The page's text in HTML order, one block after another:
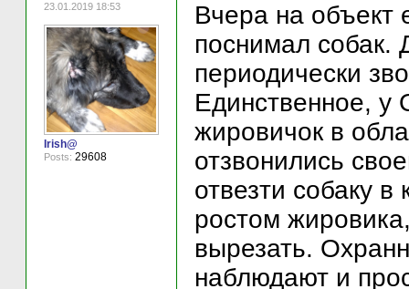
23.01.2019 18:53
Irish@
Posts: 29608
Вчера на объект
поснимал собак.
периодически
Единственное, у
жировичок в
отзвонились
отвезти собаку в
ростом
вырезать.
наблюдают и